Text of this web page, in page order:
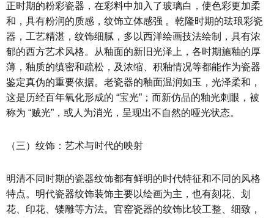
正时期的粉彩瓷器，在彩料中加入了玻璃白，使色彩更加柔
和，具有粉润的质感，纹饰立体感强 。乾隆时期的珐琅彩瓷
器，工艺精湛，纹饰细腻，多以西洋绘画技法绘制，具有浓
郁的西方艺术风格。从釉面的新旧光泽上，各时期施釉的厚
薄，釉质的缜密和疏松，及浓缩、积釉情况等都能作为瓷器
鉴定真伪的重要依据。老瓷器的釉面温润如玉，光泽柔和，
这是历经百年氧化形成的 “宝光”；而新仿品的釉光刺眼，被
称为 “贼光”，或人为消光，呈现出不自然的哑光状态。
（三）纹饰：艺术与时代的映射
明清不同时期的瓷器纹饰都有鲜明的时代特征和不同的风格
特点。明代瓷器纹饰装饰主要以绘画为主，也有刻花、划
花、印花、镂雕等方法。官窑瓷器的纹饰比较工整、细致，